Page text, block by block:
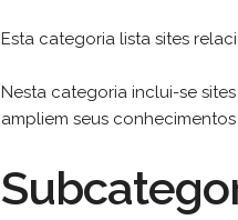
Esta categoria lista sites
Nesta categoria inclui-se
ampliem seus